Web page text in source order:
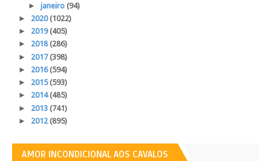
► janeiro (94)
► 2020(1022)
► 2019(405)
► 2018(286)
► 2017(398)
► 2016(594)
► 2015(593)
► 2014(485)
► 2013 (741)
► 2012(895)
AMOR INCONDICIONAL AOS CAVALOS